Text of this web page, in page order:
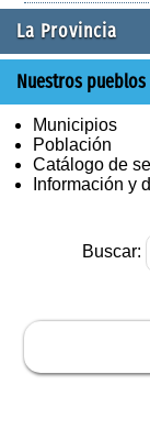
La Provincia
Nuestros pueblos
Municipios
Población
Catálogo de
Información y
Buscar: